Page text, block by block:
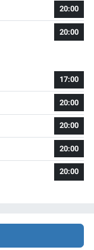
20:00
20:00
17:00
20:00
20:00
20:00
20:00